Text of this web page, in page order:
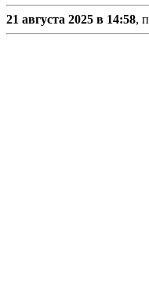
21 августа 2025 в 14:58,